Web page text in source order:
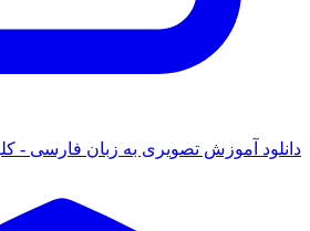
دانلود آموزش تصویری به زبان فارسی -